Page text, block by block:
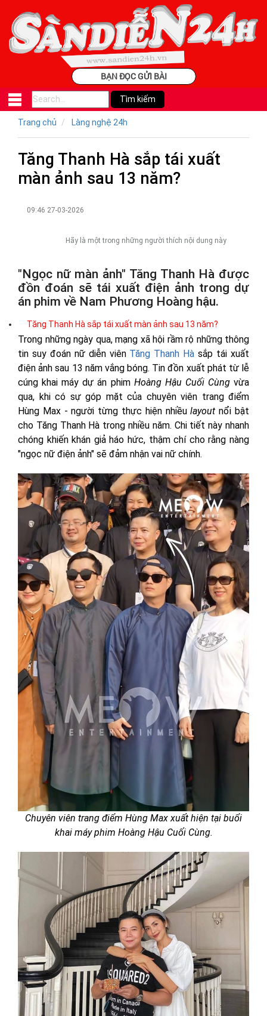
BẠN ĐỌC GỬI BÀI
Trang chủ Làng nghệ 24h
Tăng Thanh Hà sắp tái xuất
màn ảnh sau 13 năm?
09:46 27-03-2026
Hãy là một trong những người thích nội dung này
"Ngọc nữ màn ảnh" Tăng Thanh Hà được
đồn đoán sẽ tái xuất điện ảnh trong dự
án phim về Nam Phương Hoàng hậu.
Tăng Thanh Hà sắp tái xuất màn ảnh sau 13 năm?
Trong những ngày qua, mạng xã hội rầm rộ những thông
tin suy đoán nữ diễn viên Tăng Thanh Hà sắp tái xuất
điện ảnh sau 13 năm vắng bóng. Tin đồn xuất phát từ lễ
cúng khai máy dự án phimHoàng Hậu Cuối Cùng vừa
qua, khi có sự góp mặt của chuyên viên trang điểm
Hùng Max - người từng thực hiện nhiềulayoutnổi bật
cho Tăng Thanh Hà trong nhiều năm. Chi tiết này nhanh
chóng khiến khán giả háo hức, thậm chí cho rằng nàng
"ngọc nữ điện ảnh" sẽ đảm nhận vai nữ chính.
Chuyên viên trang điểm Hùng Max xuất hiện tại buổi
khai máy phim Hoàng Hậu Cuối Cùng.